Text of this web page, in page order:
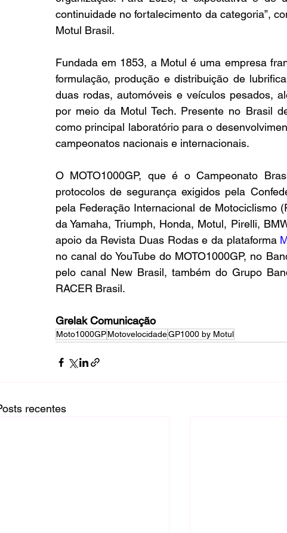
continuidade no fortalecimento da categoria”,
Motul Brasil.
Fundada em 1853, a Motul é uma empresa
formulação, produção e distribuição de
duas rodas, automóveis e veículos pesados,
por meio da Motul Tech. Presente no Brasil
como principal laboratório para o
campeonatos nacionais e internacionais.
O MOTO1000GP, que é o Campeonato
protocolos de segurança exigidos pela
pela Federação Internacional de Motociclismo
da Yamaha, Triumph, Honda, Motul, Pirelli,
apoio da Revista Duas Rodas e da plataforma
no canal do YouTube do MOTO1000GP, no
pelo canal New Brasil, também do Grupo
RACER Brasil.
Grelak Comunicação
Moto1000GPMotovelocidadeGP1000 by Motul
recentes